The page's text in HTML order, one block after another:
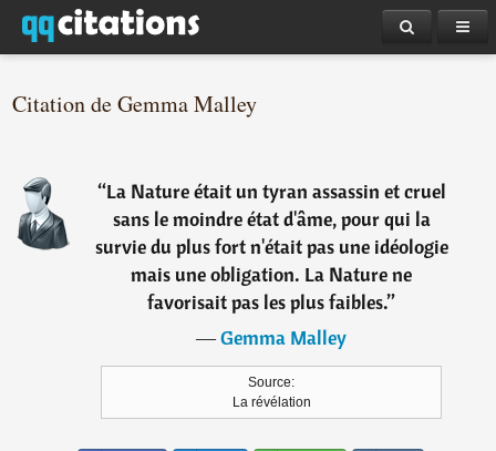
Citation de Gemma Malley
“La Nature était un tyran assassin et cruel
sans le moindre état d'âme, pour qui la
survie du plus fort n'était pas une idéologie
mais une obligation. La Nature ne
favorisait pas les plus faibles.”
―Gemma Malley
Source:
La révélation